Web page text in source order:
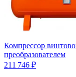
Компрессор
преобразователем
211 746 ₽